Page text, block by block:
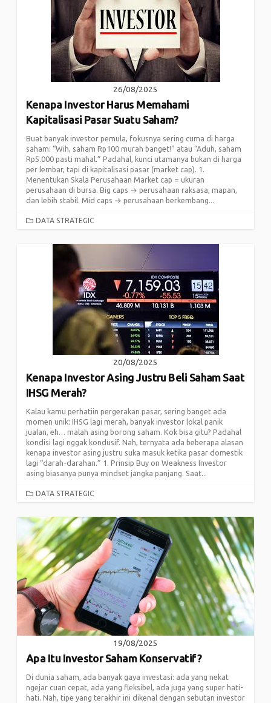
26/08/2025
Kenapa Investor Harus Memahami
Kapitalisasi Pasar Suatu Saham?
Buat banyak investor pemula, fokusnya sering cuma di harga
saham: “Wih, saham Rp100 murah banget!” atau “Aduh, saham
Rp5.000 pasti mahal.” Padahal, kunci utamanya bukan di harga
per lembar, tapi di kapitalisasi pasar (market cap). 1.
Menentukan Skala Perusahaan Market cap = ukuran
perusahaan di bursa. Big caps → perusahaan raksasa, mapan,
dan lebih stabil. Mid caps → perusahaan berkembang...
CATEGORIES
DATA STRATEGIC
20/08/2025
Kenapa Investor Asing Justru Beli Saham Saat
IHSG Merah?
Kalau kamu perhatiin pergerakan pasar, sering banget ada
momen unik: IHSG lagi merah, banyak investor lokal panik
jualan, eh… malah asing borong saham. Kok bisa gitu? Padahal
kondisi lagi nggak kondusif. Nah, ternyata ada beberapa alasan
kenapa investor asing justru suka masuk ketika pasar domestik
lagi “darah-darahan.” 1. Prinsip Buy on Weakness Investor
asing biasanya punya mindset jangka panjang. Saat...
CATEGORIES
DATA STRATEGIC
19/08/2025
Apa Itu Investor Saham Konservatif?
Di dunia saham, ada banyak gaya investasi: ada yang nekat
ngejar cuan cepat, ada yang fleksibel, ada juga yang super hati-
hati. Nah, tipe yang terakhir ini dikenal dengan sebutan investor